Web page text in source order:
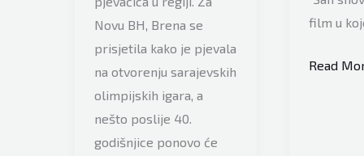
Novu BH, Brena se
prisjetila kako je pjevala
na otvorenju sarajevskih
olimpijskih igara, a
nešto poslije 40.
godišnjice ponovo će
film u
Emir
Read